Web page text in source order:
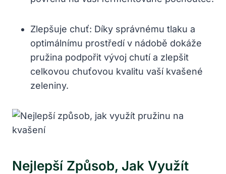
Zlepšuje ⁤chuť: Díky správnému tlaku a
optimálnímu prostředí v nádobě ​dokáže
pružina ⁣podpořit vývoj chutí a zlepšit
celkovou chuťovou kvalitu vaší kvašené
zeleniny.
Nejlepší Způsob, Jak Využít⁢